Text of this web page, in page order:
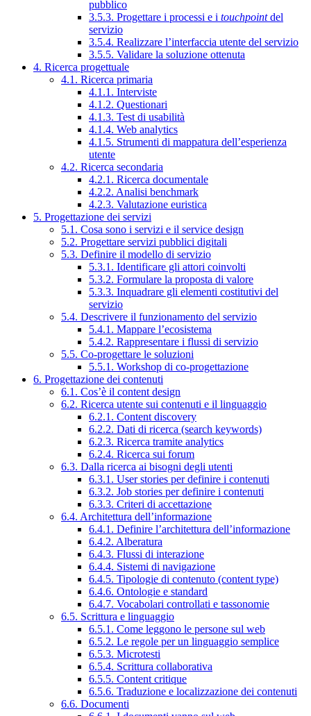
pubblico
3.5.3. Progettare i processi e i touchpointdel
servizio
3.5.4. Realizzare l’interfaccia utente del servizio
3.5.5. Validare la soluzione ottenuta
4. Ricerca progettuale
4.1. Ricerca primaria
4.1.1. Interviste
4.1.2. Questionari
4.1.3. Test di usabilità
4.1.4. Web analytics
4.1.5. Strumenti di mappatura dell’esperienza
utente
4.2. Ricerca secondaria
4.2.1. Ricerca documentale
4.2.2. Analisi benchmark
4.2.3. Valutazione euristica
5. Progettazione dei servizi
5.1. Cosa sono i servizi e il service design
5.2. Progettare servizi pubblici digitali
5.3. Definire il modello di servizio
5.3.1. Identificare gli attori coinvolti
5.3.2. Formulare la proposta di valore
5.3.3. Inquadrare gli elementi costitutivi del
servizio
5.4. Descrivere il funzionamento del servizio
5.4.1. Mappare l’ecosistema
5.4.2. Rappresentare i flussi di servizio
5.5. Co-progettare le soluzioni
5.5.1. Workshop di co-progettazione
6. Progettazione dei contenuti
6.1. Cos’è il content design
6.2. Ricerca utente sui contenuti e il linguaggio
6.2.1. Content discovery
6.2.2. Dati di ricerca (search keywords)
6.2.3. Ricerca tramite analytics
6.2.4. Ricerca sui forum
6.3. Dalla ricerca ai bisogni degli utenti
6.3.1. User stories per definire i contenuti
6.3.2. Job stories per definire i contenuti
6.3.3. Criteri di accettazione
6.4. Architettura dell’informazione
6.4.1. Definire l’architettura dell’informazione
6.4.2. Alberatura
6.4.3. Flussi di interazione
6.4.4. Sistemi di navigazione
6.4.5. Tipologie di contenuto (content type)
6.4.6. Ontologie e standard
6.4.7. Vocabolari controllati e tassonomie
6.5. Scrittura e linguaggio
6.5.1. Come leggono le persone sul web
6.5.2. Le regole per un linguaggio semplice
6.5.3. Microtesti
6.5.4. Scrittura collaborativa
6.5.5. Content critique
6.5.6. Traduzione e localizzazione dei contenuti
6.6. Documenti